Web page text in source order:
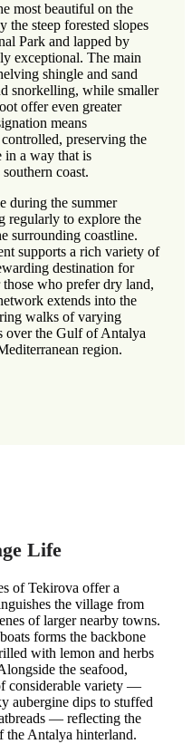
most beautiful on the
the steep forested slopes
Park and lapped by
exceptional. The main
shingle and sand
snorkelling, while smaller
offer even greater
means
preserving the
in a way that is
coast.
during the summer
regularly to explore the
surrounding coastline.
supports a rich variety of
destination for
who prefer dry land,
extends into the
walks of varying
over the Gulf of Antalya
region.
Life
of Tekirova offer a
the village from
of larger nearby towns.
forms the backbone
with lemon and herbs
the seafood,
considerable variety —
aubergine dips to stuffed
— reflecting the
the Antalya hinterland.